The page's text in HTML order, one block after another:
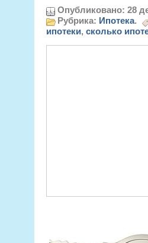
Опубликовано: 28
Рубрика: Ипотека.
ипотеки, сколько